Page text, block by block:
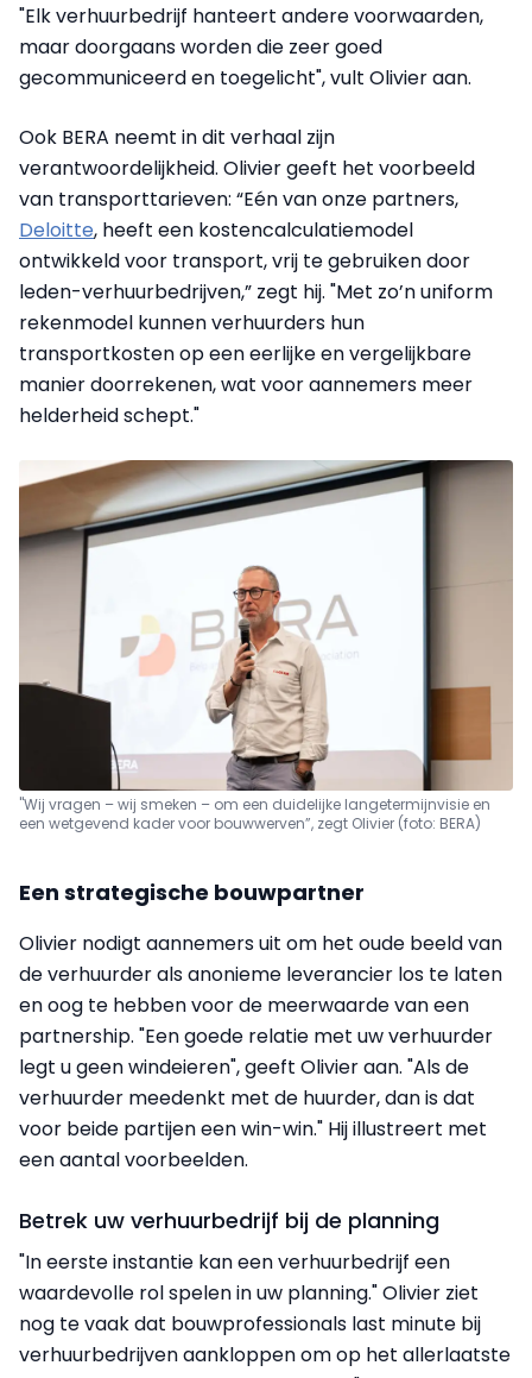
"Elk verhuurbedrijf hanteert andere voorwaarden,
maar doorgaans worden die zeer goed
gecommuniceerd en toegelicht", vult Olivier aan.
Ook BERA neemt in dit verhaal zijn
verantwoordelijkheid. Olivier geeft het voorbeeld
van transporttarieven: “Eén van onze partners,
Deloitte, heeft een kostencalculatiemodel
ontwikkeld voor transport, vrij te gebruiken door
leden-verhuurbedrijven,” zegt hij. "Met zo’n uniform
rekenmodel kunnen verhuurders hun
transportkosten op een eerlijke en vergelijkbare
manier doorrekenen, wat voor aannemers meer
helderheid schept."
"Wij vragen – wij smeken – om een duidelijke langetermijnvisie en
een wetgevend kader voor bouwwerven”, zegt Olivier (foto: BERA)
Een strategische bouwpartner
Olivier nodigt aannemers uit om het oude beeld van
de verhuurder als anonieme leverancier los te laten
en oog te hebben voor de meerwaarde van een
partnership. "Een goede relatie met uw verhuurder
legt u geen windeieren", geeft Olivier aan. "Als de
verhuurder meedenkt met de huurder, dan is dat
voor beide partijen een win-win." Hij illustreert met
een aantal voorbeelden.
Betrek uw verhuurbedrijf bij de planning
"In eerste instantie kan een verhuurbedrijf een
waardevolle rol spelen in uw planning." Olivier ziet
nog te vaak dat bouwprofessionals last minute bij
verhuurbedrijven aankloppen om op het allerlaatste